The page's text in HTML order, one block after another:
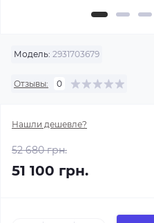
Модель: 2931703679
Отзывы: 0
Нашли дешевле?
52 680 грн.
51 100 грн.